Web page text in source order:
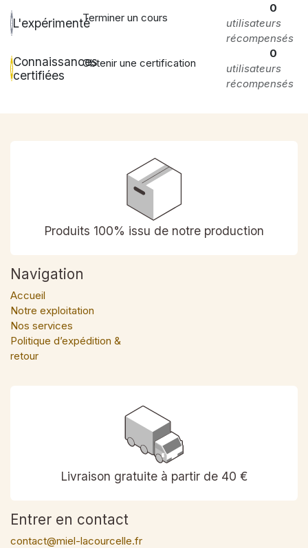
L'expérimentéTerminer un cours
0
utilisateurs
récompensés
Connaissances
certifiées
Obtenir une certification
0
utilisateurs
récompensés
Produits 100% issu de notre production
Navigation
Accueil
Notre exploitation
Nos services
Politique d’expédition &
retour
Livraison gratuite à partir de 40 €
Entrer en contact
contact@miel-lacourcelle.fr